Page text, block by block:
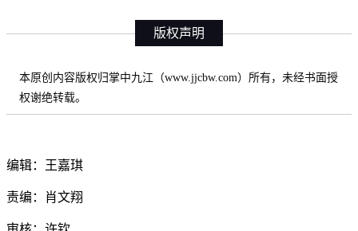
版权声明
本原创内容版权归掌中九江（www.jjcbw.com）所有，未经书面授
权谢绝转载。
编辑：王嘉琪
责编：肖文翔